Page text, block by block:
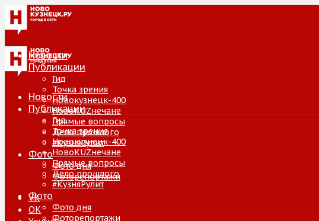
Новости
Публикации
Гид
Точка зрения
Новокузнецк-400
НовоKUZнечане
Прямые вопросы
Дело прошлого
#КузняРулит
Фото
Фото дня
Фоторепортажи
VK
ОК
Новости
Публикации
Гид
Точка зрения
Новокузнецк-400
НовоKUZнечане
Прямые вопросы
Дело прошлого
#КузняРулит
Фото
Фото дня
Фоторепортажи